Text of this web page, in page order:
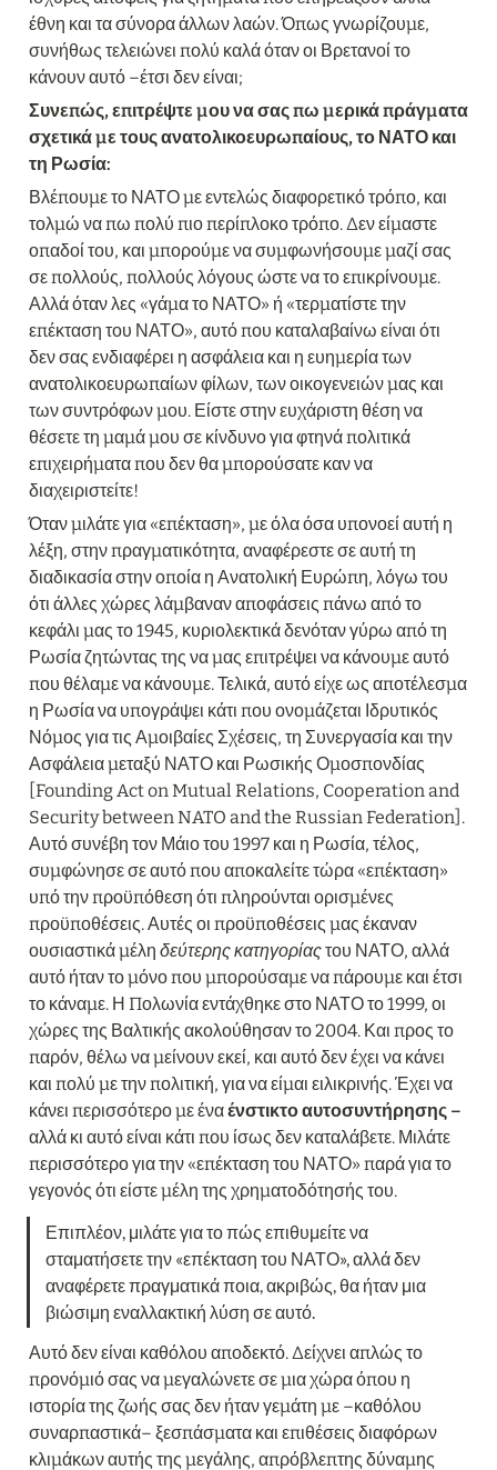
έθνη και τα σύνορα άλλων λαών. Όπως γνωρίζουμε,
συνήθως τελειώνει πολύ καλά όταν οι Βρετανοί το
κάνουν αυτό –έτσι δεν είναι;
Συνεπώς, επιτρέψτε μου να σας πω μερικά πράγματα
σχετικά με τους ανατολικοευρωπαίους, το ΝΑΤΟ και
τη Ρωσία:
Βλέπουμε το ΝΑΤΟ με εντελώς διαφορετικό τρόπο, και
τολμώ να πω πολύ πιο περίπλοκο τρόπο. Δεν είμαστε
οπαδοί του, και μπορούμε να συμφωνήσουμε μαζί σας
σε πολλούς, πολλούς λόγους ώστε να το επικρίνουμε.
Αλλά όταν λες «γάμα το ΝΑΤΟ» ή «τερματίστε την
επέκταση του ΝΑΤΟ», αυτό που καταλαβαίνω είναι ότι
δεν σας ενδιαφέρει η ασφάλεια και η ευημερία των
ανατολικοευρωπαίων φίλων, των οικογενειών μας και
των συντρόφων μου. Είστε στην ευχάριστη θέση να
θέσετε τη μαμά μου σε κίνδυνο για φτηνά πολιτικά
επιχειρήματα που δεν θα μπορούσατε καν να
διαχειριστείτε!
Όταν μιλάτε για «επέκταση», με όλα όσα υπονοεί αυτή η
λέξη, στην πραγματικότητα, αναφέρεστε σε αυτή τη
διαδικασία στην οποία η Ανατολική Ευρώπη, λόγω του
ότι άλλες χώρες λάμβαναν αποφάσεις πάνω από το
κεφάλι μας το 1945, κυριολεκτικά δενόταν γύρω από τη
Ρωσία ζητώντας της να μας επιτρέψει να κάνουμε αυτό
που θέλαμε να κάνουμε. Τελικά, αυτό είχε ως αποτέλεσμα
η Ρωσία να υπογράψει κάτι που ονομάζεται Ιδρυτικός
Νόμος για τις Αμοιβαίες Σχέσεις, τη Συνεργασία και την
Ασφάλεια μεταξύ ΝΑΤΟ και Ρωσικής Ομοσπονδίας
[Founding Act on Mutual Relations, Cooperation and
Security between NATO and the Russian Federation].
Αυτό συνέβη τον Μάιο του 1997 και η Ρωσία, τέλος,
συμφώνησε σε αυτό που αποκαλείτε τώρα «επέκταση»
υπό την προϋπόθεση ότι πληρούνται ορισμένες
προϋποθέσεις. Αυτές οι προϋποθέσεις μας έκαναν
ουσιαστικά μέλη δεύτερης κατηγορίας του ΝΑΤΟ, αλλά
αυτό ήταν το μόνο που μπορούσαμε να πάρουμε και έτσι
το κάναμε. Η Πολωνία εντάχθηκε στο ΝΑΤΟ το 1999, οι
χώρες της Βαλτικής ακολούθησαν το 2004. Και προς το
παρόν, θέλω να μείνουν εκεί, και αυτό δεν έχει να κάνει
και πολύ με την πολιτική, για να είμαι ειλικρινής. Έχει να
κάνει περισσότερο με ένα ένστικτο αυτοσυντήρησης –
αλλά κι αυτό είναι κάτι που ίσως δεν καταλάβετε. Μιλάτε
περισσότερο για την «επέκταση του ΝΑΤΟ» παρά για το
γεγονός ότι είστε μέλη της χρηματοδότησής του.
Επιπλέον, μιλάτε για το πώς επιθυμείτε να
σταματήσετε την «επέκταση του ΝΑΤΟ», αλλά δεν
αναφέρετε πραγματικά ποια, ακριβώς, θα ήταν μια
βιώσιμη εναλλακτική λύση σε αυτό.
Αυτό δεν είναι καθόλου αποδεκτό. Δείχνει απλώς το
προνόμιό σας να μεγαλώνετε σε μια χώρα όπου η
ιστορία της ζωής σας δεν ήταν γεμάτη με –καθόλου
συναρπαστικά– ξεσπάσματα και επιθέσεις διαφόρων
κλιμάκων αυτής της μεγάλης, απρόβλεπτης δύναμης